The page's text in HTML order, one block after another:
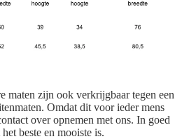
maten zijn ook verkrijgbaar tegen een
Omdat dit voor ieder mens
over opnemen met ons. In goed
beste en mooiste is.